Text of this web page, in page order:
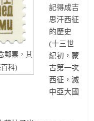
郵票，其
科)
記得成吉
思汗西征
的歷史
(十三世
紀初，蒙
古第一次
西征，滅
中亞大國